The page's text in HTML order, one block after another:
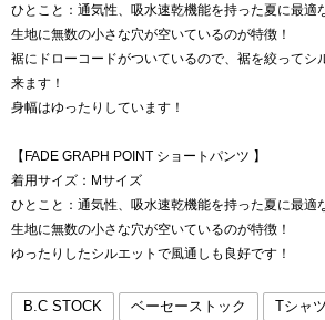
ひとこと：通気性、吸水速乾機能を持った夏に最適
生地に無数の小さな穴が空いているのが特徴！
裾にドローコードがついているので、裾を絞ってシ
来ます！
身幅はゆったりしています！
【FADE GRAPH POINT ショートパンツ 】
着用サイズ：Mサイズ
ひとこと：通気性、吸水速乾機能を持った夏に最適
生地に無数の小さな穴が空いているのが特徴！
ゆったりしたシルエットで風通しも良好です！
B.C STOCK ベーセーストック Tシャツ